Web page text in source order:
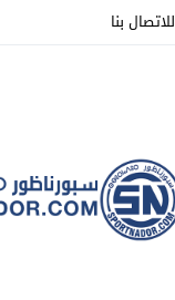
للاتصال بنا